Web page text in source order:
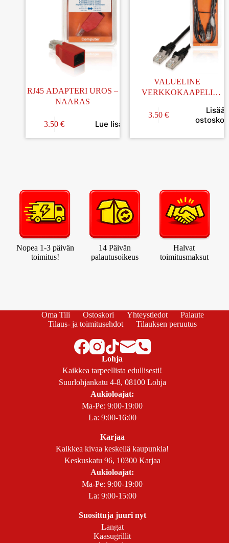
RJ45 ADAPTERI UROS –
NAARAS
3.50 € Lue lisää
VALUELINE
VERKKOKAAPELI
3.50 €
Lisää
Nopea 1-3 päivän
toimitus!
14 Päivän
palautusoikeus
Halvat
toimitusmaksut
Oma Tili Ostoskori Yhteystiedot
Palaute
Tilaus- ja toimitusehdot
Tilauksen peruutus
Lohja
Kaikkea tarpeellista edullisesti!
Suurlohjankatu 4-8, 08100 Lohja
Aukioloajat:
Ma-Pe: 9:00-19:00
La: 9:00-16:00
Karjaa
Kaikkea kivaa keskellä kaupunkia!
Keskuskatu 96, 10300 Karjaa
Aukioloajat:
Ma-Pe: 9:00-19:00
La: 9:00-15:00
Suosittuja juuri nyt
Langat
Kaasugrillit